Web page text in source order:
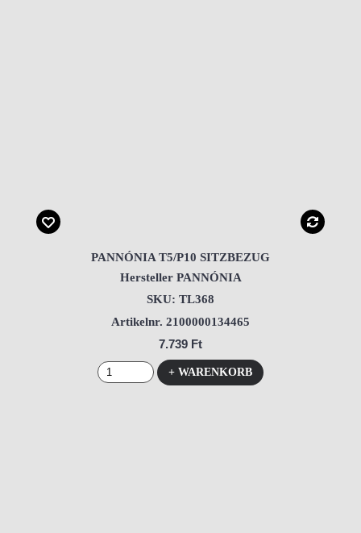
PANNÓNIA T5/P10 SITZBEZUG
Hersteller PANNÓNIA
SKU: TL368
Artikelnr. 2100000134465
7.739 Ft
+ WARENKORB